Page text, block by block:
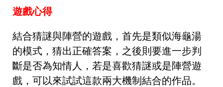
遊戲心得
結合猜謎與陣營的遊戲，首先是類似海龜湯
的模式，猜出正確答案，之後則要進一步判
斷是否為知情人，若是喜歡猜謎或是陣營遊
戲，可以來試試這款兩大機制結合的作品。